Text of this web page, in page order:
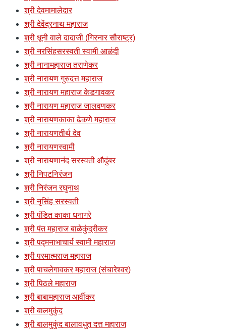
श्री देवमामालेदार
श्री देवेंद्रनाथ महाराज
श्री धूनी वाले दादाजी (गिरनार सौराष्ट्र)
श्री नरसिंहसरस्वती स्वामी आळंदी
श्री नानामहाराज तराणेकर
श्री नारायण गुरुदत्त महाराज
श्री नारायण महाराज केडगावकर
श्री नारायण महाराज जालवणकर
श्री नारायणकाका ढेकणे महाराज
श्री नारायणतीर्थ देव
श्री नारायणस्वामी
श्री नारायणानंद सरस्वती औदुंबर
श्री निपटनिरंजन
श्री निरंजन रघुनाथ
श्री नृसिंह सरस्वती
श्री पंडित काका धनागरे
श्री पंत महाराज बाळेकुंद्रीकर
श्री पद्मनाभाचार्य स्वामी महाराज
श्री परमात्मराज महाराज
श्री पाचलेगावकर महाराज (संचारेश्वर)
श्री पिठले महाराज
श्री बाबामहाराज आर्वीकर
श्री बालमुकुंद
श्री बालमुकुंद बालावधुत दत्त महाराज